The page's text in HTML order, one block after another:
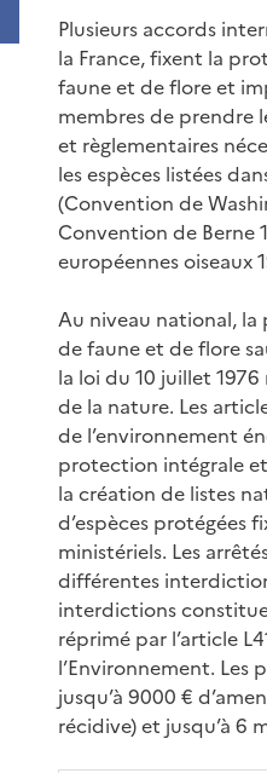
Plusieurs accords
la France, fixent la
faune et de flore et
membres de prendre
et règlementaires
les espèces listées
(Convention de
Convention de Berne
européennes oiseaux
Au niveau national,
de faune et de flore
la loi du 10 juillet
de la nature. Les
de l’environnement
protection intégrale
la création de listes
d’espèces protégées
ministériels. Les
différentes
interdictions
réprimé par l’article
l’Environnement. Les
jusqu’à 9000 €
récidive) et jusqu’à 6